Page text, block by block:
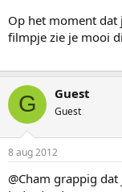
Op het moment dat
filmpje zie je mooi
G Guest
Guest
8 aug 2012
@Cham grappig